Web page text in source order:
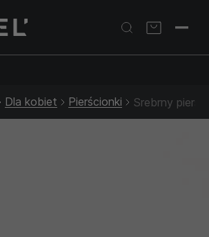
biżuteria: –30% | Do 31.08
Dla kobiet Pierścionki Srebrny